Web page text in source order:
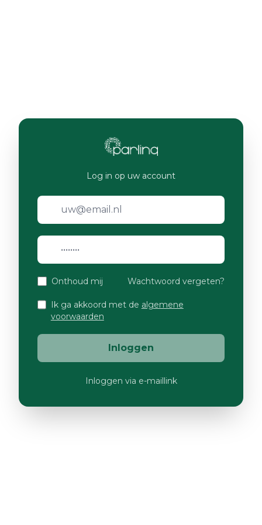
Log in op uw account
Onthoud mij Wachtwoord vergeten?
Ik ga akkoord met de algemene
voorwaarden
Inloggen
Inloggen via e-maillink